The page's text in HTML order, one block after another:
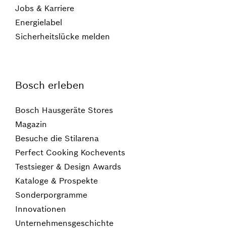
Jobs & Karriere
Energielabel
Sicherheitslücke melden
Bosch erleben
Bosch Hausgeräte Stores
Magazin
Besuche die Stilarena
Perfect Cooking Kochevents
Testsieger & Design Awards
Kataloge & Prospekte
Sonderporgramme
Innovationen
Unternehmensgeschichte